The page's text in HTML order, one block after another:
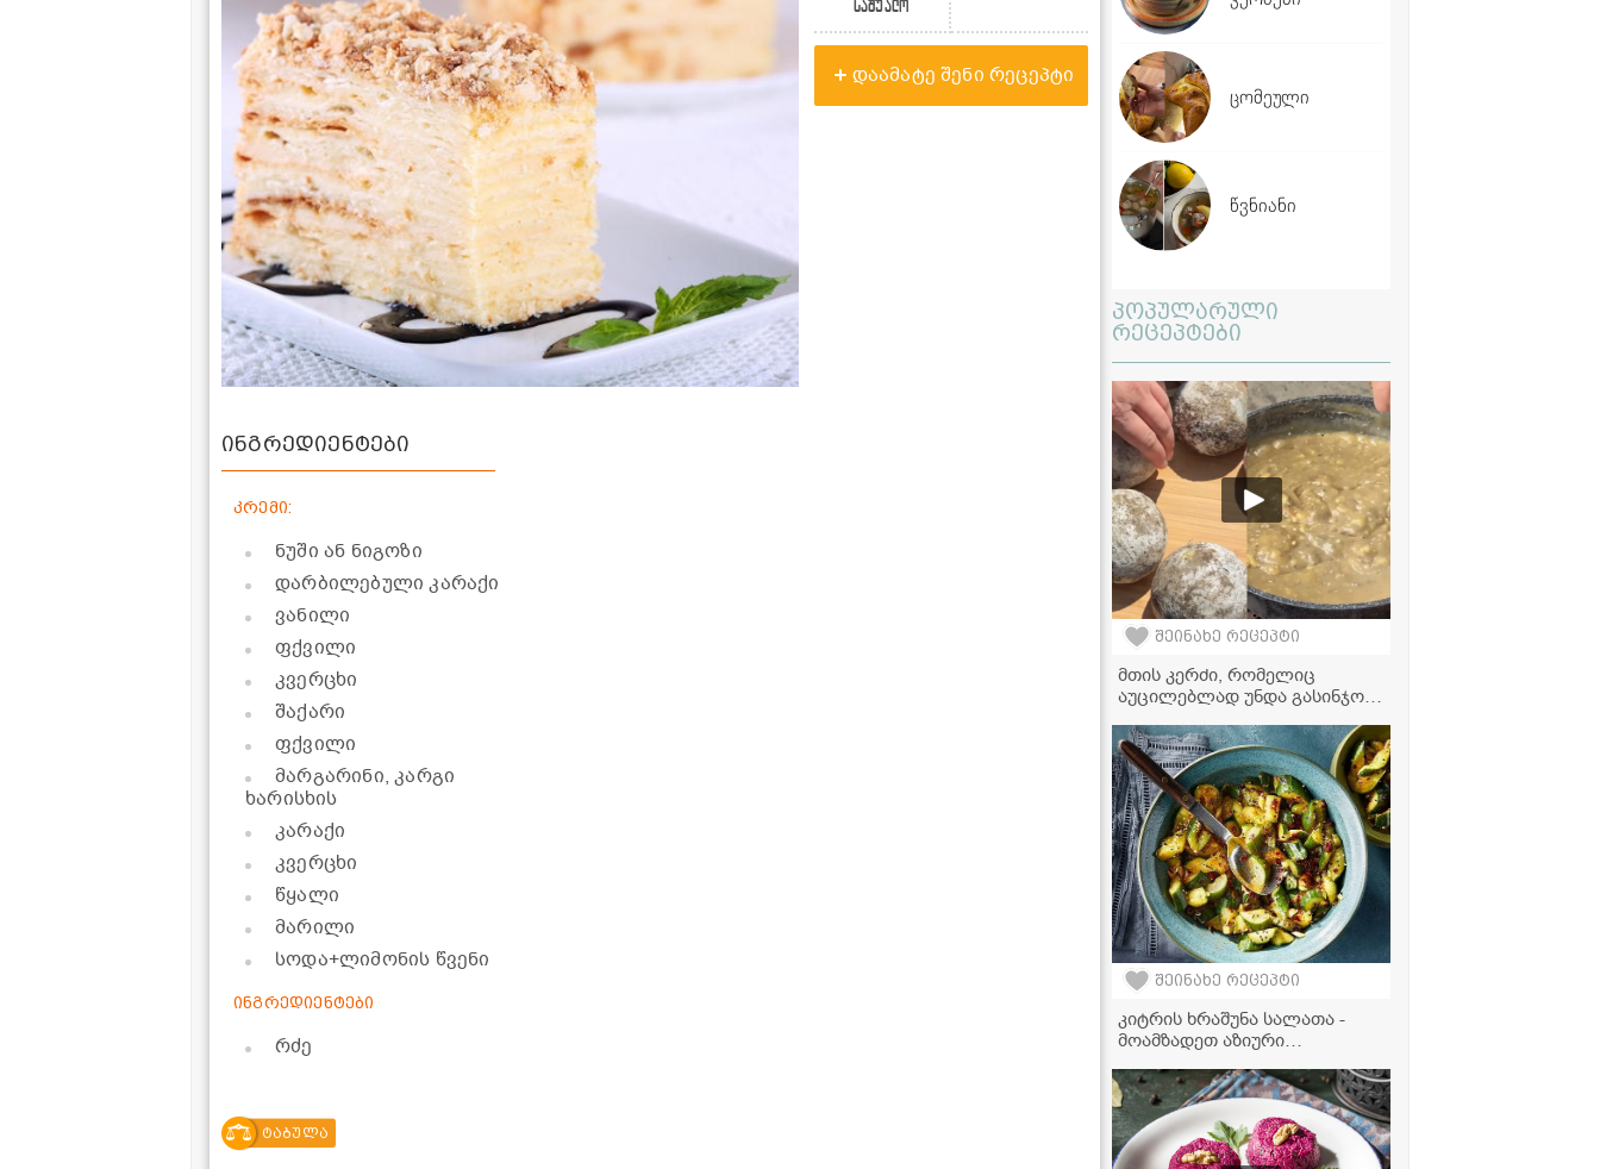
საშუალო
დაამატე შენი რეცეპტი
ინგრედიენტები
კრემი:
ნუში ან ნიგოზი
დარბილებული კარაქი
ვანილი
ფქვილი
კვერცხი
შაქარი
ფქვილი
მარგარინი, კარგი
ხარისხის
კარაქი
კვერცხი
წყალი
მარილი
სოდა+ლიმონის წვენი
ინგრედიენტები
რძე
ტაბულა
ცომეული
წვნიანი
პოპულარული
რეცეპტები
შეინახე რეცეპტი
მთის კერძი, რომელიც
აუცილებლად უნდა გასინჯოთ
პანკისიდან
შეინახე რეცეპტი
კიტრის ხრაშუნა სალათა -
მოამზადეთ აზიური